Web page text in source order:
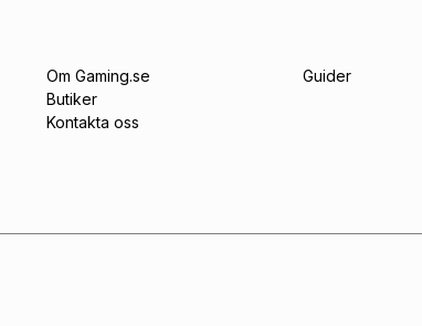
Om Gaming.se
Butiker
Kontakta oss
Guider